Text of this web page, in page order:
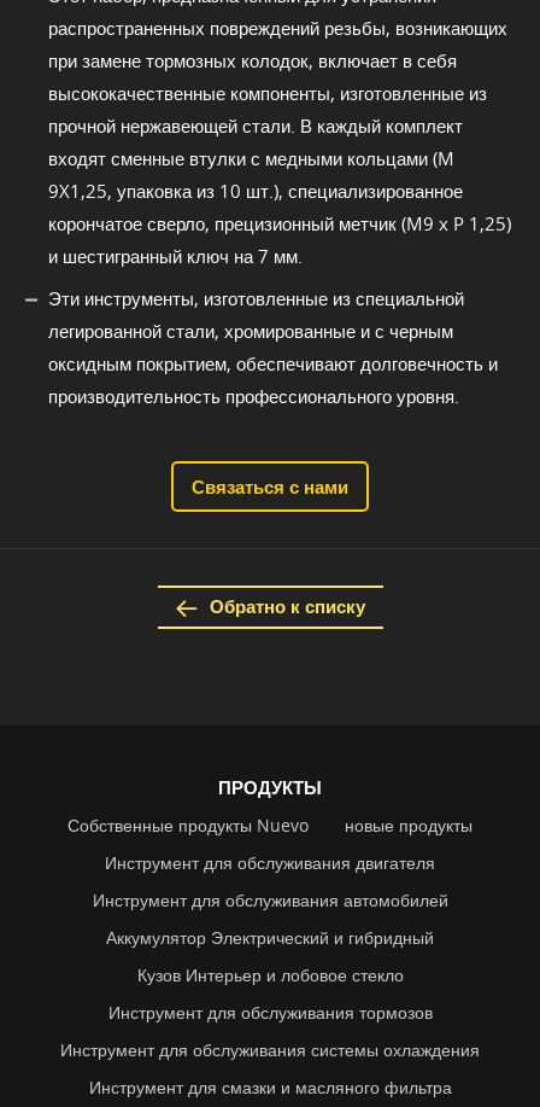
распространенных повреждений резьбы, возникающих
при замене тормозных колодок, включает в себя
высококачественные компоненты, изготовленные из
прочной нержавеющей стали. В каждый комплект
входят сменные втулки с медными кольцами (M
9X1,25, упаковка из 10 шт.), специализированное
корончатое сверло, прецизионный метчик (M9 x P 1,25)
и шестигранный ключ на 7 мм.
Эти инструменты, изготовленные из специальной
легированной стали, хромированные и с черным
оксидным покрытием, обеспечивают долговечность и
производительность профессионального уровня.
Связаться с нами
Обратно к списку
ПРОДУКТЫ
Собственные продукты Nuevo
новые продукты
Инструмент для обслуживания двигателя
Инструмент для обслуживания автомобилей
Аккумулятор Электрический и гибридный
Кузов Интерьер и лобовое стекло
Инструмент для обслуживания тормозов
Инструмент для обслуживания системы охлаждения
Инструмент для смазки и масляного фильтра